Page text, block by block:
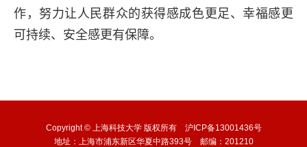
作，努力让人民群众的获得感成色更足、幸福感更
可持续、安全感更有保障。
Copyright © 上海科技大学 版权所有 沪ICP备13001436号
地址：上海市浦东新区华夏中路393号 邮编：201210